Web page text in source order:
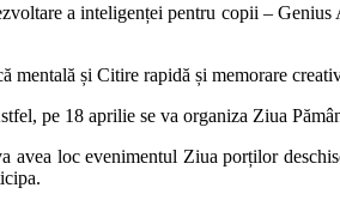
a inteligenței pentru copii –
mentală și Citire rapidă și memorare
pe 18 aprilie se va organiza Ziua
loc evenimentul Ziua porților